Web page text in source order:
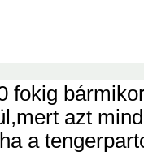
fokig
azt
a